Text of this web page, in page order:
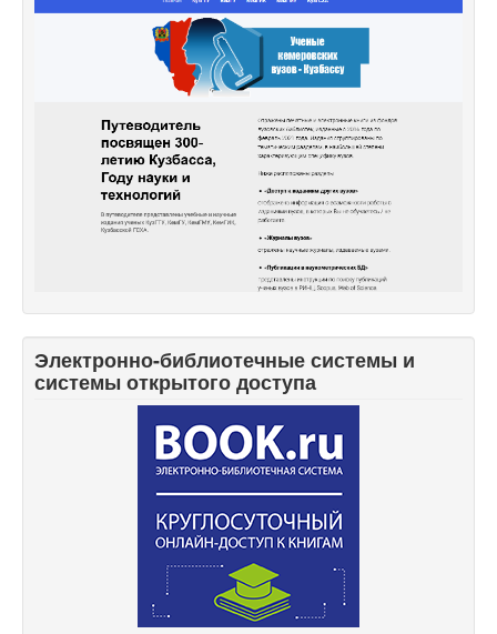
Электронно-библиотечные системы и
системы открытого доступа